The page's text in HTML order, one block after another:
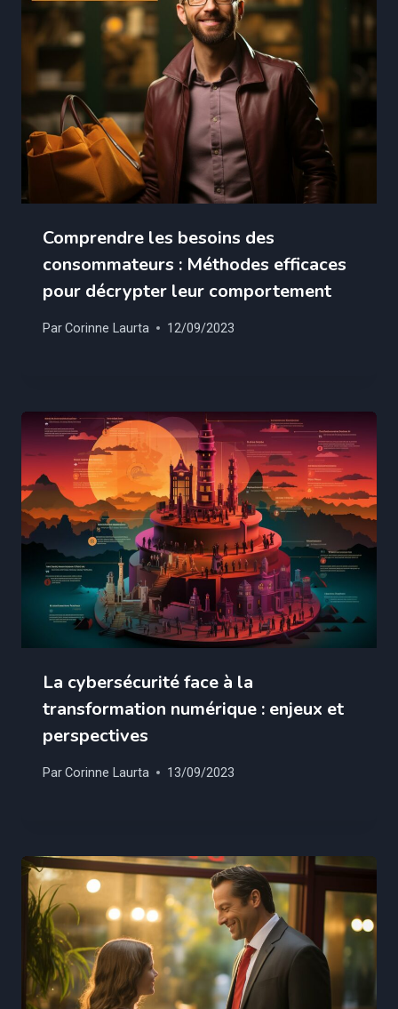
Comprendre les besoins des
consommateurs : Méthodes efficaces
pour décrypter leur comportement
ParCorinne Laurta 12/09/2023
La cybersécurité face à la
transformation numérique : enjeux et
perspectives
ParCorinne Laurta 13/09/2023